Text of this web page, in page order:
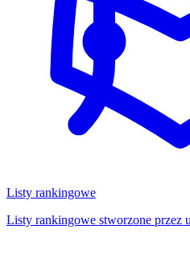
Listy rankingowe
Listy rankingowe stworzone przez